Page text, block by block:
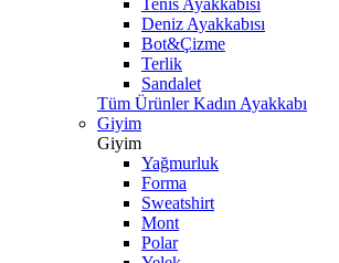
Tenis Ayakkabısı
Deniz Ayakkabısı
Bot&Çizme
Terlik
Sandalet
Tüm Ürünler Kadın Ayakkabı
Giyim
Giyim
Yağmurluk
Forma
Sweatshirt
Mont
Polar